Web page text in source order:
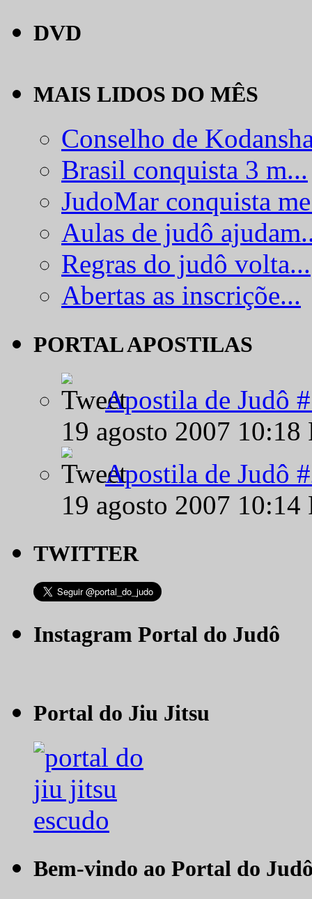
DVD
MAIS LIDOS DO MÊS
Conselho de
Brasil conquista 3 m...
JudoMar conquista
Aulas de judô
Regras do judô volta...
Abertas as inscriçõe...
PORTAL APOSTILAS
Apostila de Judô
19 agosto 2007
Apostila de Judô
19 agosto 2007
TWITTER
Instagram Portal do Judô
Portal do Jiu Jitsu
Bem-vindo ao Portal do